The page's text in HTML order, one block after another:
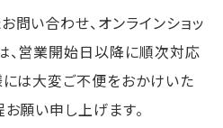
い合わせ、オンラインショッ
、営業開始日以降に順次対応
には大変ご不便をおかけいた
願い申し上げます。